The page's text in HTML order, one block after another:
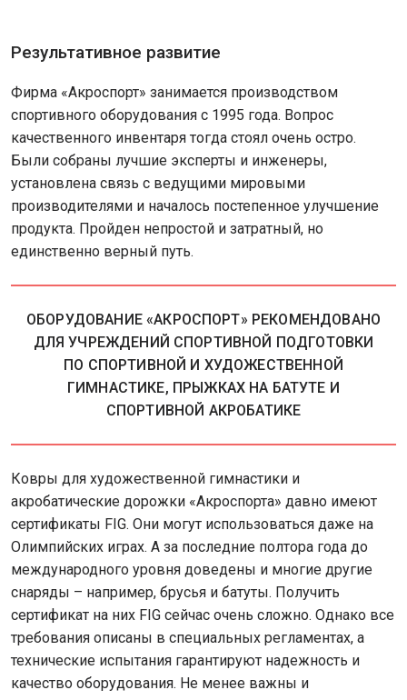
Результативное развитие
Фирма «Акроспорт» занимается производством
спортивного оборудования с 1995 года. Вопрос
качественного инвентаря тогда стоял очень остро.
Были собраны лучшие эксперты и инженеры,
установлена связь с ведущими мировыми
производителями и началось постепенное улучшение
продукта. Пройден непростой и затратный, но
единственно верный путь.
ОБОРУДОВАНИЕ «АКРОСПОРТ» РЕКОМЕНДОВАНО
ДЛЯ УЧРЕЖДЕНИЙ СПОРТИВНОЙ ПОДГОТОВКИ
ПО СПОРТИВНОЙ И ХУДОЖЕСТВЕННОЙ
ГИМНАСТИКЕ, ПРЫЖКАХ НА БАТУТЕ И
СПОРТИВНОЙ АКРОБАТИКЕ
Ковры для художественной гимнастики и
акробатические дорожки «Акроспорта» давно имеют
сертификаты FIG. Они могут использоваться даже на
Олимпийских играх. А за последние полтора года до
международного уровня доведены и многие другие
снаряды – например, брусья и батуты. Получить
сертификат на них FIG сейчас очень сложно. Однако все
требования описаны в специальных регламентах, а
технические испытания гарантируют надежность и
качество оборудования. Не менее важны и